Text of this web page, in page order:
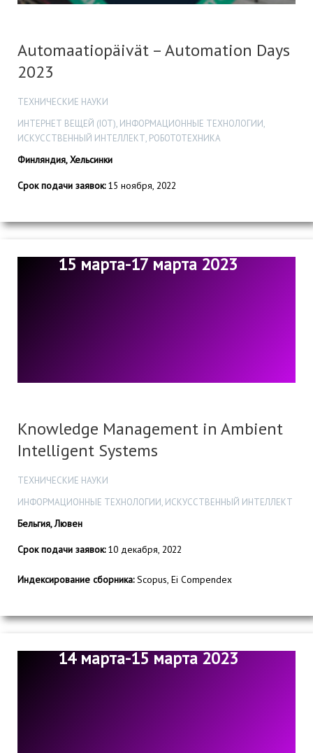
Automaatiopäivät – Automation Days
2023
ТЕХНИЧЕСКИЕ НАУКИ
ИНТЕРНЕТ ВЕЩЕЙ (IOT), ИНФОРМАЦИОННЫЕ ТЕХНОЛОГИИ,
ИСКУССТВЕННЫЙ ИНТЕЛЛЕКТ, РОБОТОТЕХНИКА
Финляндия, Хельсинки
Срок подачи заявок:15 ноября, 2022
15 марта-17 марта 2023
Knowledge Management in Ambient
Intelligent Systems
ТЕХНИЧЕСКИЕ НАУКИ
ИНФОРМАЦИОННЫЕ ТЕХНОЛОГИИ, ИСКУССТВЕННЫЙ ИНТЕЛЛЕКТ
Бельгия, Лювен
Срок подачи заявок:10 декабря, 2022
Индексирование сборника:Scopus, Ei Compendex
14 марта-15 марта 2023